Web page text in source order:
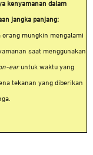
kenyamanan dalam
jangka panjang:
orang mungkin mengalami
saat menggunakan
earuntuk waktu yang
tekanan yang diberikan